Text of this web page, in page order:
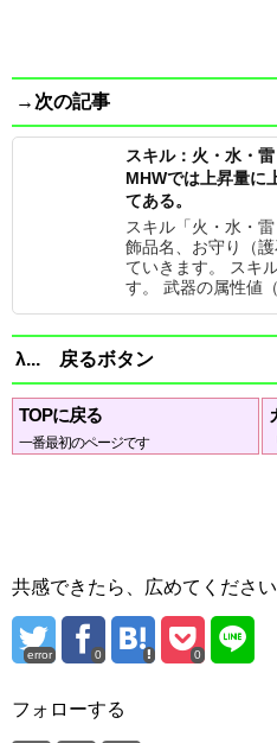
→次の記事
スキル：火・水・
MHWでは上昇量に
てある。
スキル「火・水・
飾品名、お守り（
ていきます。 スキ
す。 武器の属性値
λ... 戻るボタン
TOPに戻る
一番最初のページです
共感できたら、広めてくださ
error 0 0
フォローする